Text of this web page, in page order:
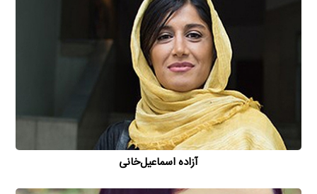
آزاده اسماعیل‌خانی